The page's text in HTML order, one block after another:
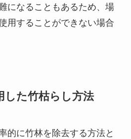
になることもあるため、場
用することができない場合
した竹枯らし方法
的に竹林を除去する方法と